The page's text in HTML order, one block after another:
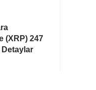
(XRP) 247
Detaylar